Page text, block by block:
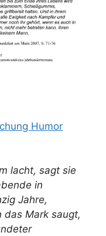
Humor
lacht, sagt sie
in
Jahre,
das Mark saugt,